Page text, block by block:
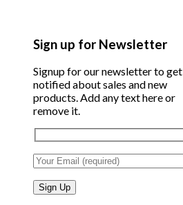
Sign up for Newsletter
Signup for our newsletter to get
notified about sales and new
products. Add any text here or
remove it.